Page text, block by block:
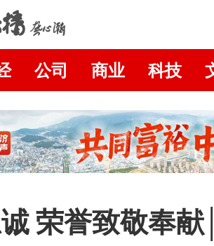
公司 商业 科技
荣誉致敬奉